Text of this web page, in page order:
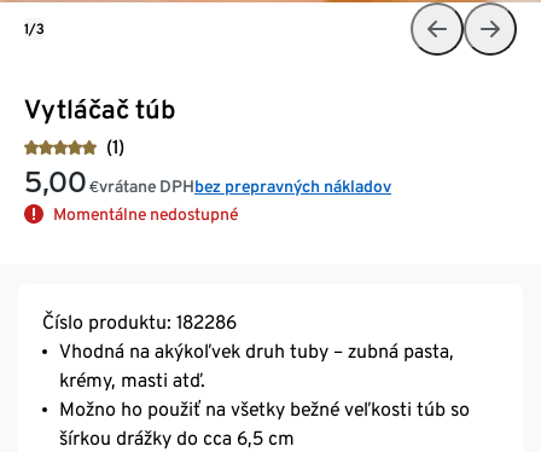
Vytláčač túb
(1)
5,00 €vrátane DPHbez prepravných nákladov
Momentálne nedostupné
1/3
Číslo produktu: 182286
Vhodná na akýkoľvek druh tuby – zubná pasta,
krémy, masti atď.
Možno ho použiť na všetky bežné veľkosti túb so
šírkou drážky do cca 6,5 cm